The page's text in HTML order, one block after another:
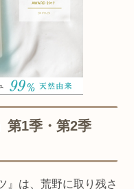
第1季・第2季
』は、荒野に取り残さ